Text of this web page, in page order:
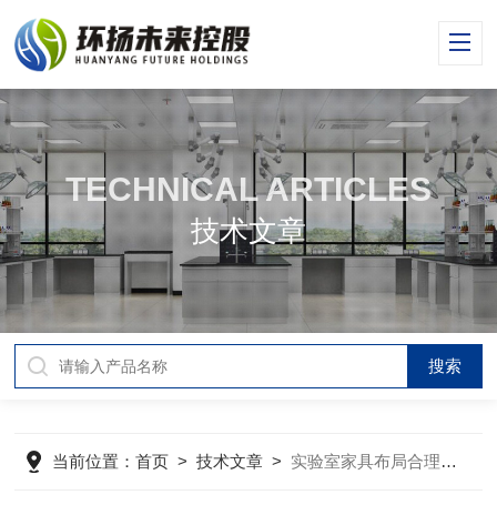
TECHNICAL ARTICLES
技术文章
当前位置：首页 >技术文章 > 实验室家具布局合理化所要达到的条件